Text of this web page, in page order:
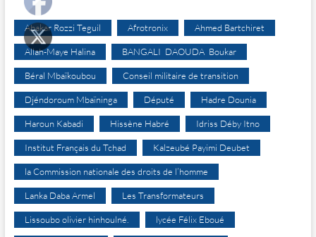
Abakar Rozzi Teguil Afrotronix Ahmed Bartchiret
Allah-Maye Halina BANGALI DAOUDA Boukar
Béral Mbaïkoubou Conseil militaire de transition
Djéndoroum Mbaïninga Député Hadre Dounia
Haroun Kabadi Hissène Habré Idriss Déby Itno
Institut Français du Tchad Kalzeubé Payimi Deubet
la Commission nationale des droits de l’homme
Lanka Daba Armel Les Transformateurs
Lissoubo olivier hinhoulné. lycée Félix Eboué